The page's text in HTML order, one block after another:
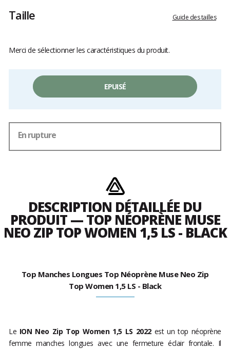
Taille Guide des tailles
Merci de sélectionner les caractéristiques du produit.
EPUISÉ
En rupture
DESCRIPTION DÉTAILLÉE DU
PRODUIT — TOP NÉOPRÈNE MUSE
NEO ZIP TOP WOMEN 1,5 LS - BLACK
Top Manches Longues Top Néoprène Muse Neo Zip
Top Women 1,5 LS - Black
Le ION Neo Zip Top Women 1,5 LS 2022est un top néoprène
femme manches longues avec une fermeture éclair frontale. Il